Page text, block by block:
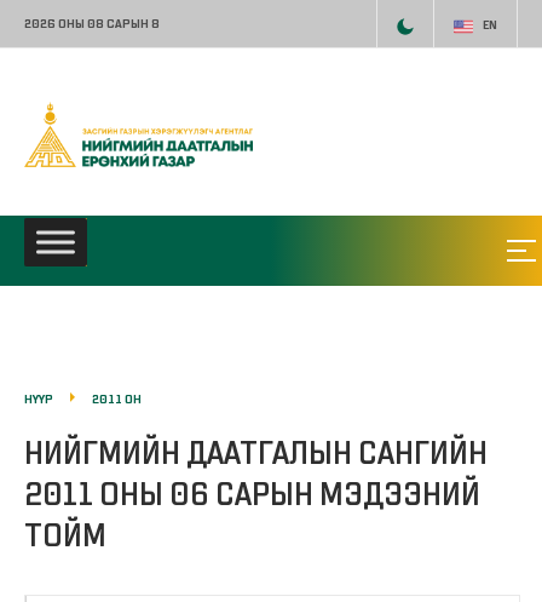
2026 ОНЫ 08 САРЫН 8 EN
НҮҮР 2011 ОН
НИЙГМИЙН ДААТГАЛЫН САНГИЙН
2011 ОНЫ 06 САРЫН МЭДЭЭНИЙ
ТОЙМ